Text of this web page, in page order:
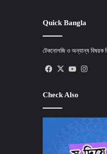
Quick Bangla
টেকনোলজি ও অন্যান্য বিষয়ক
Facebook
X YouTube
Check Also